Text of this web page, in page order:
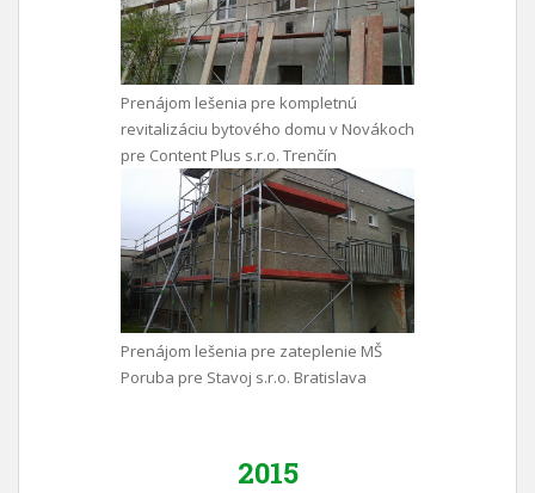
Prenájom lešenia pre kompletnú
revitalizáciu bytového domu v Novákoch
pre Content Plus s.r.o. Trenčín
Prenájom lešenia pre zateplenie MŠ
Poruba pre Stavoj s.r.o. Bratislava
2015